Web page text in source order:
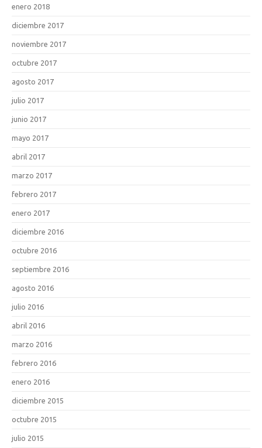
enero 2018
diciembre 2017
noviembre 2017
octubre 2017
agosto 2017
julio 2017
junio 2017
mayo 2017
abril 2017
marzo 2017
febrero 2017
enero 2017
diciembre 2016
octubre 2016
septiembre 2016
agosto 2016
julio 2016
abril 2016
marzo 2016
febrero 2016
enero 2016
diciembre 2015
octubre 2015
julio 2015